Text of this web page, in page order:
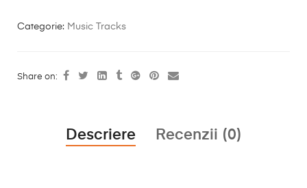
Categorie: Music Tracks
Share on:
Descriere Recenzii (0)